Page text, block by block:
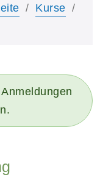
Kurse